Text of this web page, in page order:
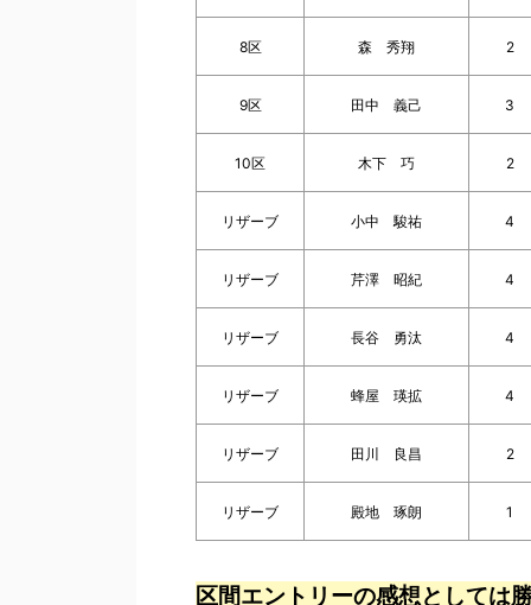
8区 森 秀翔 2
9区 田中 義己 3
10区 木下 巧 2
リザーブ 小中 駿祐 4
リザーブ 芹澤 昭紀 4
リザーブ 長谷 勇汰 4
リザーブ 蜂屋 瑛拡 4
リザーブ 田川 良昌 2
リザーブ 殿地 琢朗 1
区間エントリーの感想としては